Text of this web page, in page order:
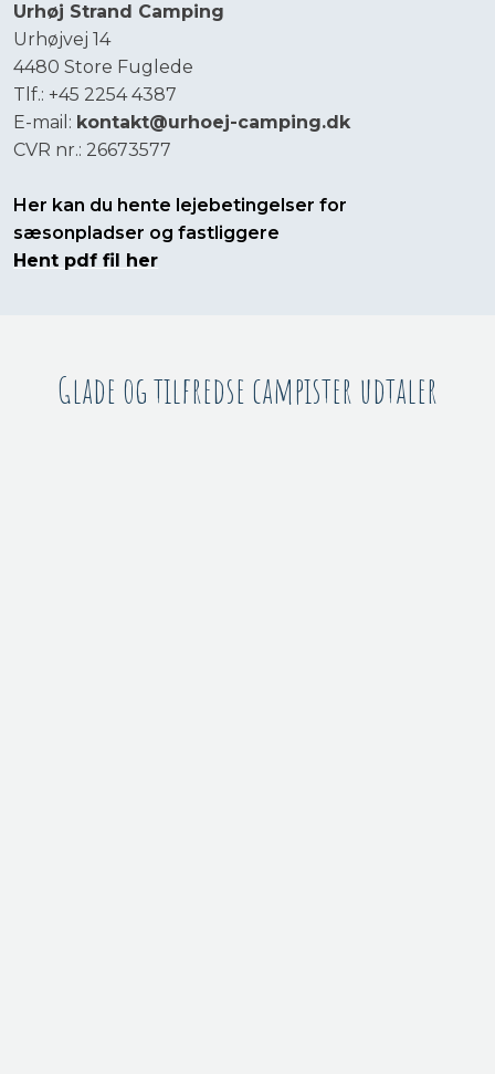
Urhøj Strand Camping
​Urhøjvej 14
4480 Store Fuglede
Tlf.: +45 2254 4387
E-mail: kontakt@urhoej-camping.dk
CVR nr.: 26673577
Her kan du hente lejebetingelser for
sæsonpladser og fastliggere
He​nt pdf fil her
Glade og tilfredse campister udtaler​